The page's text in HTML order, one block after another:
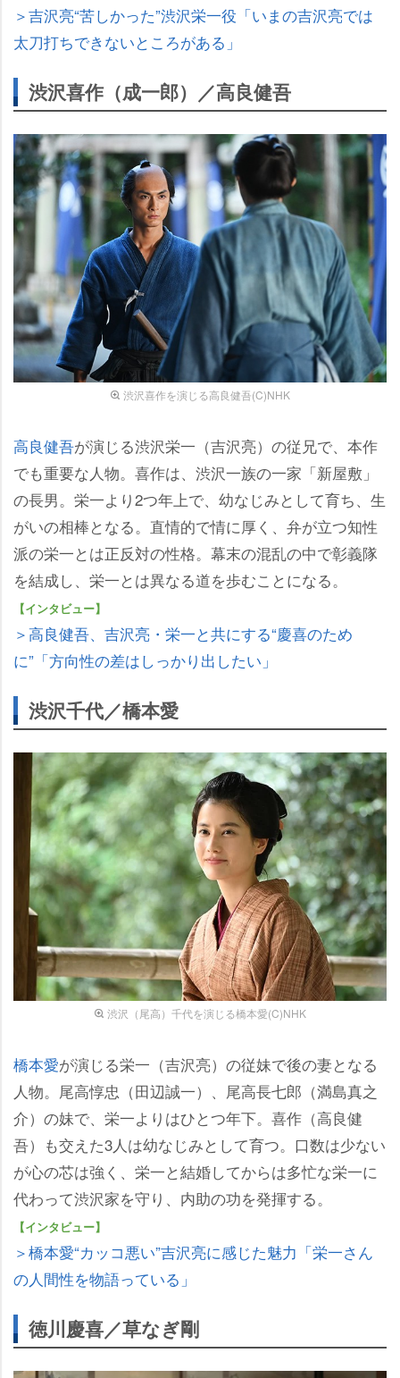
＞吉沢亮“苦しかった”渋沢栄一役「いまの吉沢亮では
太刀打ちできないところがある」
渋沢喜作（成一郎）／高良健吾
渋沢喜作を演じる高良健吾(C)NHK
高良健吾が演じる渋沢栄一（吉沢亮）の従兄で、本作
でも重要な人物。喜作は、渋沢一族の一家「新屋敷」
の長男。栄一より2つ年上で、幼なじみとして育ち、生
がいの相棒となる。直情的で情に厚く、弁が立つ知性
派の栄一とは正反対の性格。幕末の混乱の中で彰義隊
を結成し、栄一とは異なる道を歩むことになる。
【インタビュー】
＞高良健吾、吉沢亮・栄一と共にする“慶喜のため
に”「方向性の差はしっかり出したい」
渋沢千代／橋本愛
渋沢（尾高）千代を演じる橋本愛(C)NHK
橋本愛が演じる栄一（吉沢亮）の従妹で後の妻となる
人物。尾高惇忠（田辺誠一）、尾高長七郎（満島真之
介）の妹で、栄一よりはひとつ年下。喜作（高良健
吾）も交えた3人は幼なじみとして育つ。口数は少ない
が心の芯は強く、栄一と結婚してからは多忙な栄一に
代わって渋沢家を守り、内助の功を発揮する。
【インタビュー】
＞橋本愛“カッコ悪い”吉沢亮に感じた魅力「栄一さん
の人間性を物語っている」
徳川慶喜／草なぎ剛